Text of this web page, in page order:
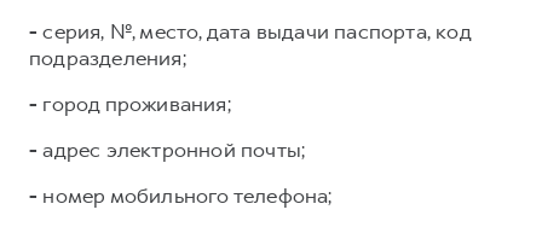
- серия, №, место, дата выдачи паспорта, код
подразделения;
- город проживания;
- адрес электронной почты;
- номер мобильного телефона;